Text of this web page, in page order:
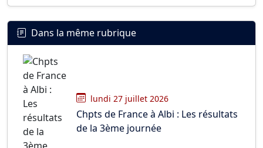
Dans la même rubrique
lundi 27 juillet 2026
Chpts de France à Albi : Les résultats
de la 3ème journée